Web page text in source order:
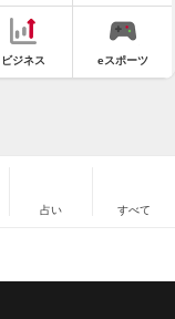
ビジネス eスポーツ
占い すべて